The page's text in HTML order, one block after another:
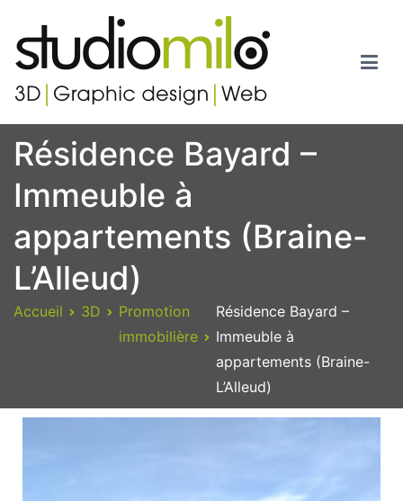
Studiomilo
Votre spécialiste en 3D, Images de synthèse, Graphic design et
Web
Résidence Bayard –
Immeuble à
appartements (Braine-
L’Alleud)
Accueil 3D
Promotion
immobilière
Résidence Bayard –
Immeuble à
appartements (Braine-
L’Alleud)